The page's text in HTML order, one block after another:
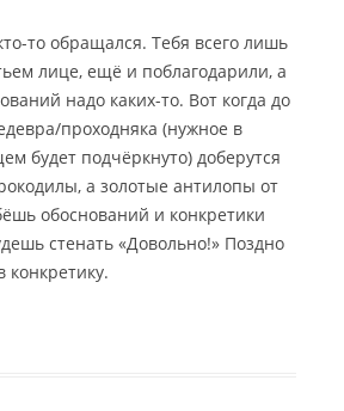
то обращался. Тебя всего лишь
лице, ещё и поблагодарили, а
надо каких-то. Вот когда до
проходняка (нужное в
будет подчёркнуто) доберутся
а золотые антилопы от
обоснований и конкретики
стенать «Довольно!» Поздно
конкретику.